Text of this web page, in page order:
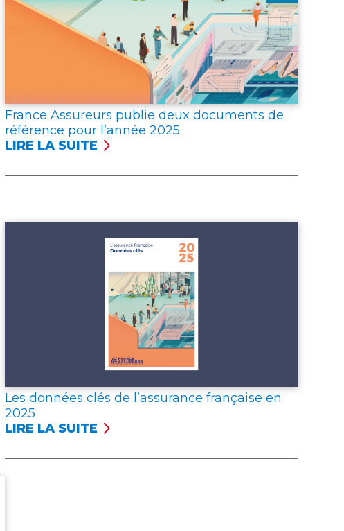
France Assureurs publie deux documents de
référence pour l’année 2025
LIRE LA SUITE
:
Les données clés de l’assurance française en
2025
LIRE LA SUITE
: